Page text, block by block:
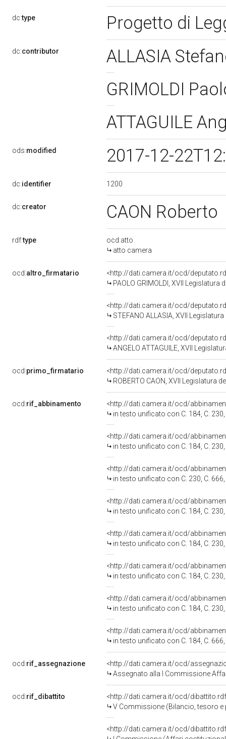
dc:type Progetto di
dc:contributor
ALLASIA
GRIMOLDI
ATTAGUILE
ods:modified 2017-12-
dc:identifier 1200
dc:creator CAON Roberto
rdf:type
ocd:atto
atto camera
ocd:altro_firmatario
<http://dati.camera.it/ocd/
PAOLO GRIMOLDI, XVII Legislatura
<http://dati.camera.it/ocd/
STEFANO ALLASIA, XVII
<http://dati.camera.it/ocd/
ANGELO ATTAGUILE, XVII
ocd:primo_firmatario
<http://dati.camera.it/ocd/
ROBERTO CAON, XVII Legislatura
ocd:rif_abbinamento
<http://dati.camera.it/ocd/
in testo unificato con C. 184, C. 230,
<http://dati.camera.it/ocd/
in testo unificato con C. 184, C. 230,
<http://dati.camera.it/ocd/
in testo unificato con C. 230, C. 666,
<http://dati.camera.it/ocd/
in testo unificato con C. 184, C. 230,
<http://dati.camera.it/ocd/
in testo unificato con C. 184, C. 230,
<http://dati.camera.it/ocd/
in testo unificato con C. 184, C. 230,
<http://dati.camera.it/ocd/
in testo unificato con C. 184, C. 230,
<http://dati.camera.it/ocd/
in testo unificato con C. 184, C. 666,
ocd:rif_assegnazione
<http://dati.camera.it/ocd/
Assegnato alla I Commissione
ocd:rif_dibattito
<http://dati.camera.it/ocd/
V Commissione (Bilancio, tesoro
<http://dati.camera.it/ocd/